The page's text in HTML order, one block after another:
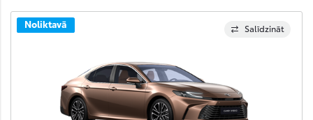
Salīdzināt
Noliktavā